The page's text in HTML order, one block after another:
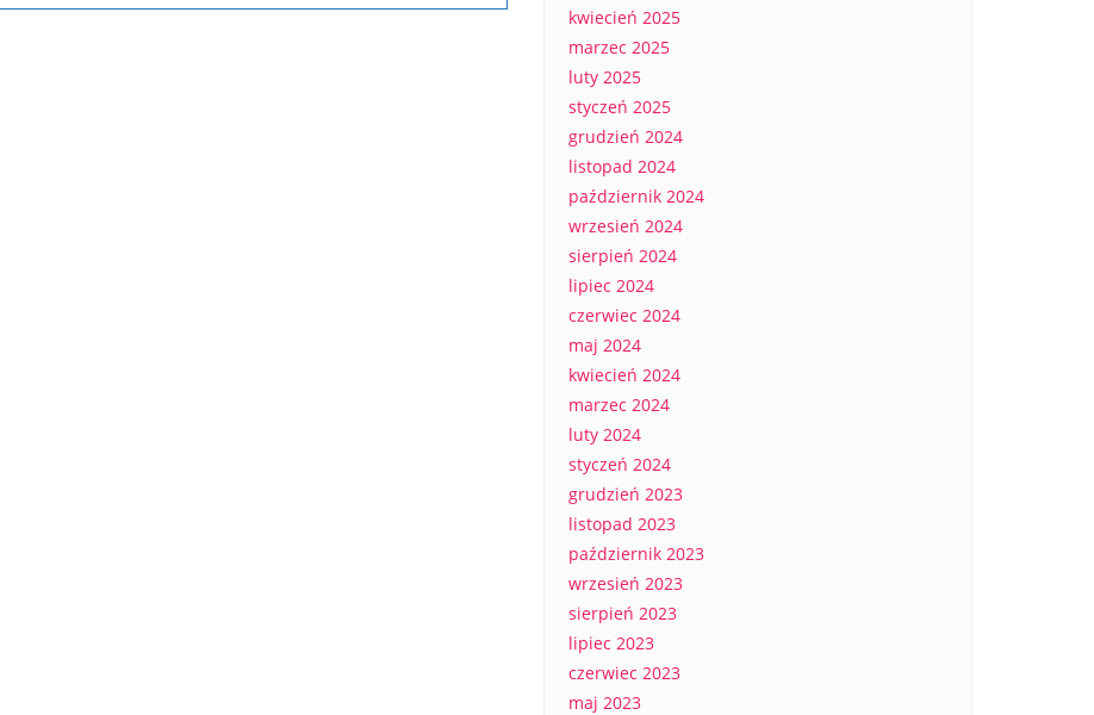
kwiecień 2025
marzec 2025
luty 2025
styczeń 2025
grudzień 2024
listopad 2024
październik 2024
wrzesień 2024
sierpień 2024
lipiec 2024
czerwiec 2024
maj 2024
kwiecień 2024
marzec 2024
luty 2024
styczeń 2024
grudzień 2023
listopad 2023
październik 2023
wrzesień 2023
sierpień 2023
lipiec 2023
czerwiec 2023
maj 2023